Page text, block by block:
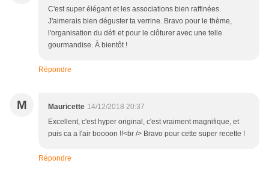
C'est super élégant et les associations bien raffinées.
J'aimerais bien déguster ta verrine. Bravo pour le thème,
l'organisation du défi et pour le clôturer avec une telle
gourmandise. À bientôt !
Répondre
M Mauricette 14/12/2018 20:37
Excellent, c'est hyper original, c'est vraiment magnifique, et
puis ca a l'air boooon !!<br /> Bravo pour cette super recette !
Répondre